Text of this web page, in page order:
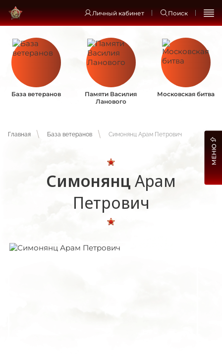
Личный кабинет Поиск
База ветеранов
Памяти Василия
Ланового
Московская битва
Главная База ветеранов Симонянц Арам Петрович
Симонянц Арам
Петрович
МЕНЮ